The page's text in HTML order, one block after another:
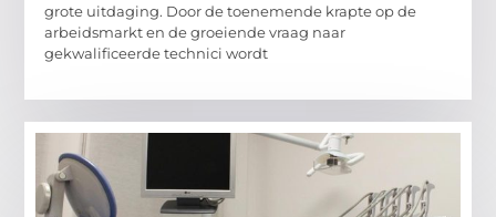
grote uitdaging. Door de toenemende krapte op de
arbeidsmarkt en de groeiende vraag naar
gekwalificeerde technici wordt